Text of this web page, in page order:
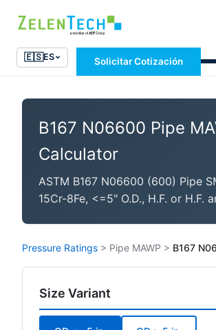
🇪🇸ES Solicitar Cotización
B167 N06600 Pipe
Calculator
ASTM B167 N06600 (600) Pipe
15Cr-8Fe, <=5" O.D., H.F. or H.F.
Pressure Ratings > Pipe MAWP > B167
Size Variant